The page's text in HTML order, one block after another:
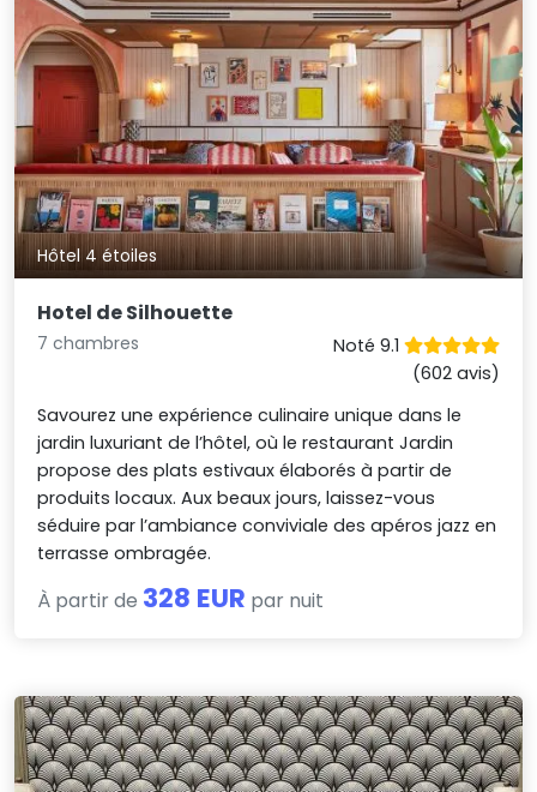
Hôtel 4 étoiles
Hotel de Silhouette
7 chambres
Noté 9.1
(602 avis)
Savourez une expérience culinaire unique dans le
jardin luxuriant de l’hôtel, où le restaurant Jardin
propose des plats estivaux élaborés à partir de
produits locaux. Aux beaux jours, laissez-vous
séduire par l’ambiance conviviale des apéros jazz en
terrasse ombragée.
À partir de 328 EUR par nuit